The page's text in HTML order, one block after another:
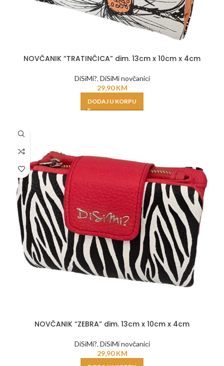
NOVČANIK “TRATINČICA” dim. 13cm x 10cm x 4cm
DiSiMi?, DiSiMi novčanici
29,90KM
DODAJ U KORPU
NOVČANIK “ZEBRA” dim. 13cm x 10cm x 4cm
DiSiMi?, DiSiMi novčanici
29,90KM